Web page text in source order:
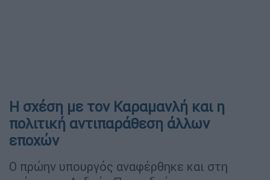
Η σχέση με τον Καραμανλή και η
πολιτική αντιπαράθεση άλλων
εποχών
Ο πρώην υπουργός αναφέρθηκε και στη